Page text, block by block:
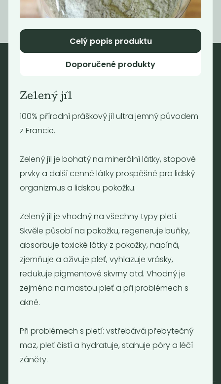
Nebaleno s.r.o.
Bezobalové vegan potraviny
drogerie a minikavárna
128 00
Tel.: (+420) 723 736 413
Email:info@nebaleno.eu
Otevírací doba
Pondělí - Pátek 12:00 - 19:30
Sobota 10:00 - 16:00
Provozní informace
Obchodní podmínky
GDPR
Kolektiv
Celý popis produktu
Doporučené produkty
Zelený jíl
100% přírodní práškový jíl ultra jemný původem
z Francie.
Zelený jíl je bohatý na minerální látky, stopové
prvky a další cenné látky prospěšné pro lidský
organizmus a lidskou pokožku.
Zelený jíl je vhodný na všechny typy pleti.
Skvěle působí na pokožku, regeneruje buňky,
absorbuje toxické látky z pokožky, napíná,
zjemňuje a oživuje pleť, vyhlazuje vrásky,
redukuje pigmentové skvrny atd. Vhodný je
zejména na mastou pleť a při problémech s
akné.
Při problémech s pletí: vstřebává přebytečný
maz, pleť čistí a hydratuje, stahuje póry a léčí
záněty.